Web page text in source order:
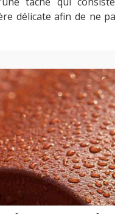
délicate afin de ne